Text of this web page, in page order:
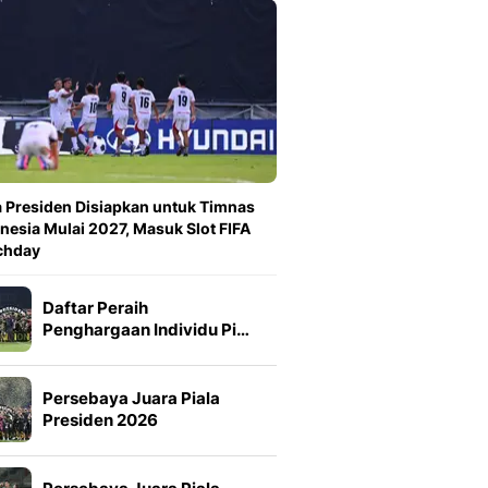
Presiden Disiapkan untuk Timnas
Mulai 2027, Masuk Slot FIFA
Daftar Peraih
Penghargaan Individu Pi…
Persebaya Juara Piala
Presiden 2026